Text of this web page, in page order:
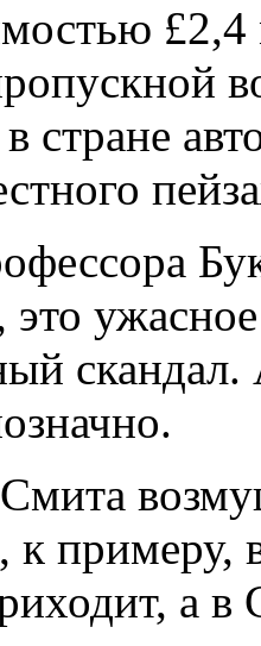
стране
скандал.
к примеру,
а